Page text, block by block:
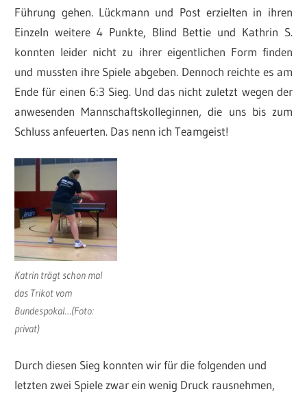
Führung gehen. Lückmann und Post erzielten in ihren
Einzeln weitere 4 Punkte, Blind Bettie und Kathrin S.
konnten leider nicht zu ihrer eigentlichen Form finden
und mussten ihre Spiele abgeben. Dennoch reichte es am
Ende für einen 6:3 Sieg. Und das nicht zuletzt wegen der
anwesenden Mannschaftskolleginnen, die uns bis zum
Schluss anfeuerten. Das nenn ich Teamgeist!
Katrin trägt schon mal
das Trikot vom
Bundespokal…(Foto:
privat)
Durch diesen Sieg konnten wir für die folgenden und
letzten zwei Spiele zwar ein wenig Druck rausnehmen,